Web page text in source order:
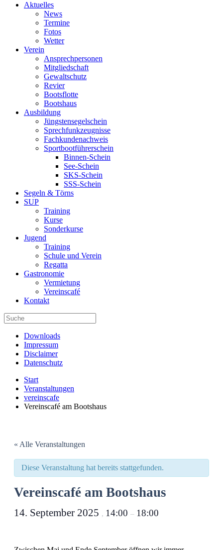
Aktuelles
News
Termine
Fotos
Wetter
Verein
Ansprechpersonen
Mitgliedschaft
Gewaltschutz
Revier
Bootsflotte
Bootshaus
Ausbildung
Jüngstensegelschein
Sprechfunkzeugnisse
Fachkundenachweis
Sportbootführerschein
Binnen-Schein
See-Schein
SKS-Schein
SSS-Schein
Segeln & Törns
SUP
Training
Kurse
Sonderkurse
Jugend
Training
Schule und Verein
Regatta
Gastronomie
Vermietung
Vereinscafé
Kontakt
Downloads
Impressum
Disclaimer
Datenschutz
Start
Veranstaltungen
vereinscafe
Vereinscafé am Bootshaus
« Alle Veranstaltungen
Diese Veranstaltung hat bereits stattgefunden.
Vereinscafé am Bootshaus
14. September 2025 , 14:00 – 18:00